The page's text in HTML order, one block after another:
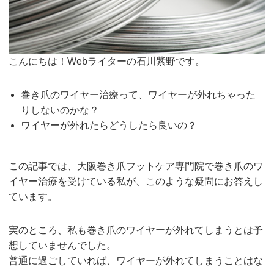
こんにちは！Webライターの石川紫野です。
巻き爪のワイヤー治療って、ワイヤーが外れちゃった
りしないのかな？
ワイヤーが外れたらどうしたら良いの？
この記事では、大阪巻き爪フットケア専門院で巻き爪のワ
イヤー治療を受けている私が、このような疑問にお答えし
ています。
実のところ、私も巻き爪のワイヤーが外れてしまうとは予
想していませんでした。
普通に過ごしていれば、ワイヤーが外れてしまうことはな